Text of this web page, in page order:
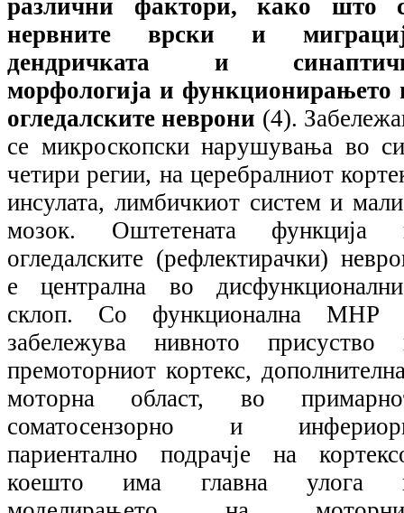
различни фактори, како што
нервните врски и
дендричката и
морфологија и функционирањето
огледалските неврони (4).
се микроскопски нарушувања во
четири регии, на церебралниот
инсулата, лимбичкиот систем и
мозок. Оштетената функција
огледалските (рефлектирачки)
е централна во
склоп. Со функционална МНР
забележува нивното присуство
премоторниот кортекс,
моторна област, во
соматосензорно и
париентално подрачје на
коешто има главна улога